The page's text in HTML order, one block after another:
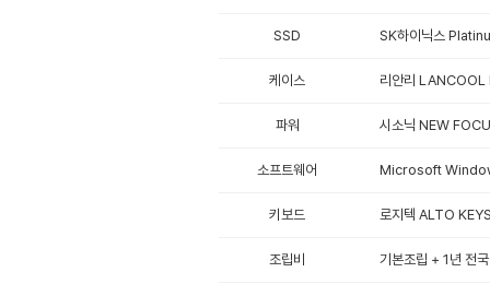
SSD SK하이닉스
케이스 리안리 LANCOOL
파워 시소닉 NEW
소프트웨어 Microsoft
키보드 로지텍 ALTO
조립비 기본조립 + 1년 전